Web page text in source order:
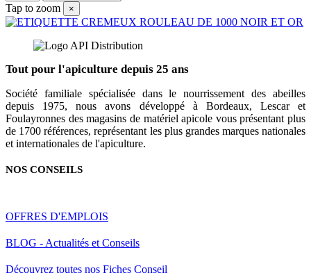
Tap to zoom ×
Tout pour l'apiculture depuis 25 ans
Société familiale spécialisée dans le nourrissement des abeilles
depuis 1975, nous avons développé à Bordeaux, Lescar et
Foulayronnes des magasins de matériel apicole vous présentant plus
de 1700 références, représentant les plus grandes marques nationales
et internationales de l'apiculture.
NOS CONSEILS
OFFRES D'EMPLOIS
BLOG - Actualités et Conseils
Découvrez toutes nos Fiches Conseil